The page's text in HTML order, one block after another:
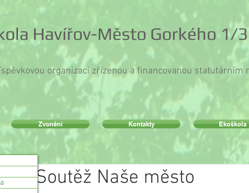
Havířov-Město Gorkého 1/
organizací zřízenou a financovanou statutárním
Soutěž Naše město
Zvonění Kontakty Ekoškola